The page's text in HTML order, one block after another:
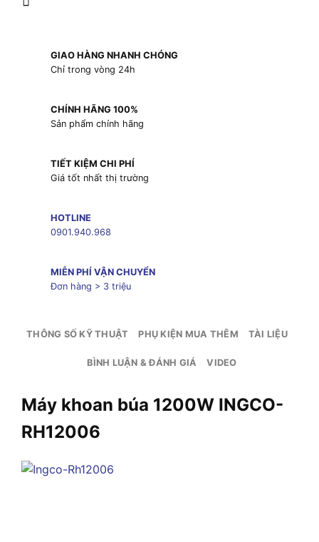
GIAO HÀNG NHANH CHÓNG
Chỉ trong vòng 24h
CHÍNH HÃNG 100%
Sản phẩm chính hãng
TIẾT KIỆM CHI PHÍ
Giá tốt nhất thị trường
HOTLINE
0901.940.968
MIỄN PHÍ VẬN CHUYỂN
Đơn hàng > 3 triệu
THÔNG SỐ KỸ THUẬT PHỤ KIỆN MUA THÊM TÀI LIỆU
BÌNH LUẬN & ĐÁNH GIÁ VIDEO
Máy khoan búa 1200W INGCO-
RH12006